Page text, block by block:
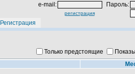
e-mail: Пароль:
регистрация
Регистрация
Только предстоящие